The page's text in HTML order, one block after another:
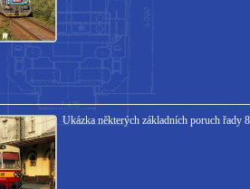
Ukázka některých základních poruch řady